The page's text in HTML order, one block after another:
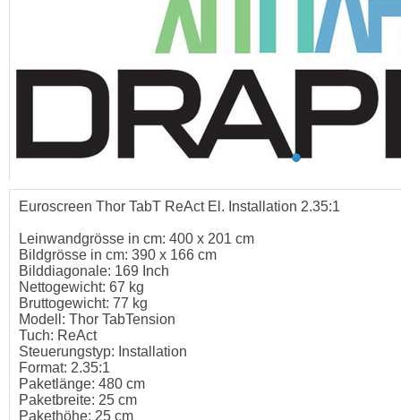
Euroscreen Thor TabT ReAct El. Installation 2.35:1
Leinwandgrösse in cm: 400 x 201 cm
Bildgrösse in cm: 390 x 166 cm
Bilddiagonale: 169 Inch
Nettogewicht: 67 kg
Bruttogewicht: 77 kg
Modell: Thor TabTension
Tuch: ReAct
Steuerungstyp: Installation
Format: 2.35:1
Paketlänge: 480 cm
Paketbreite: 25 cm
Pakethöhe: 25 cm